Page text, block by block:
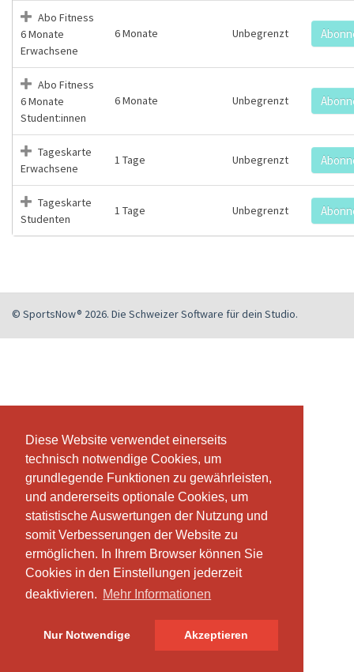
Diese Website verwendet einerseits
technisch notwendige Cookies, um
grundlegende Funktionen zu gewährleisten,
und andererseits optionale Cookies, um
statistische Auswertungen der Nutzung und
somit Verbesserungen der Website zu
ermöglichen. In Ihrem Browser können Sie
Cookies in den Einstellungen jederzeit
deaktivieren. Mehr Informationen
Nur Notwendige Akzeptieren
Diese Website verwendet einerseits
technisch notwendige Cookies, um
grundlegende Funktionen zu gewährleisten,
und andererseits optionale Cookies, um
statistische Auswertungen der Nutzung und
somit Verbesserungen der Website zu
ermöglichen. In Ihrem Browser können Sie
Cookies in den Einstellungen jederzeit
deaktivieren. Mehr Informationen
Nur Notwendige Akzeptieren
Abo Fitness
6 Monate
Erwachsene
6 Monate Unbegrenzt
Abo Fitness
6 Monate
Student:innen
6 Monate Unbegrenzt
Tageskarte
Erwachsene
1 Tage Unbegrenzt
Tageskarte
Studenten
1 Tage Unbegrenzt
© SportsNow® 2026. Die Schweizer Software für dein Studio.